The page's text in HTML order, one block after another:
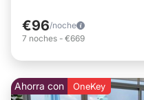
€96/noche
7 noches - €669
Ahorra con OneKey